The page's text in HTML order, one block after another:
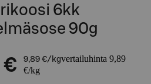
6kk
90g
€ 9,89 €/kgvertailuhinta 9,89
€/kg